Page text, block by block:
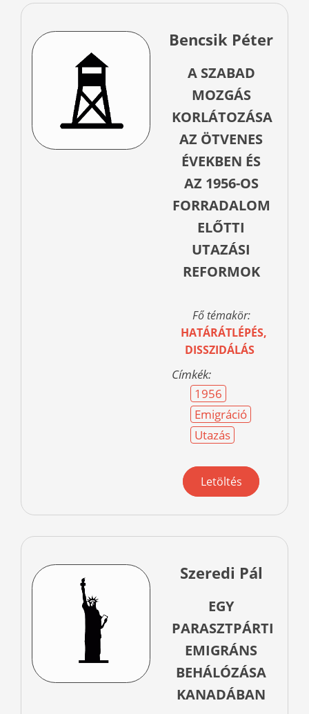
Bencsik Péter
A SZABAD
MOZGÁS
KORLÁTOZÁSA
AZ ÖTVENES
ÉVEKBEN ÉS
AZ 1956-OS
FORRADALOM
ELŐTTI
UTAZÁSI
REFORMOK
Fő témakör:
HATÁRÁTLÉPÉS,
DISSZIDÁLÁS
Címkék:
1956
Emigráció
Utazás
Letöltés
Szeredi Pál
EGY
PARASZTPÁRTI
EMIGRÁNS
BEHÁLÓZÁSA
KANADÁBAN